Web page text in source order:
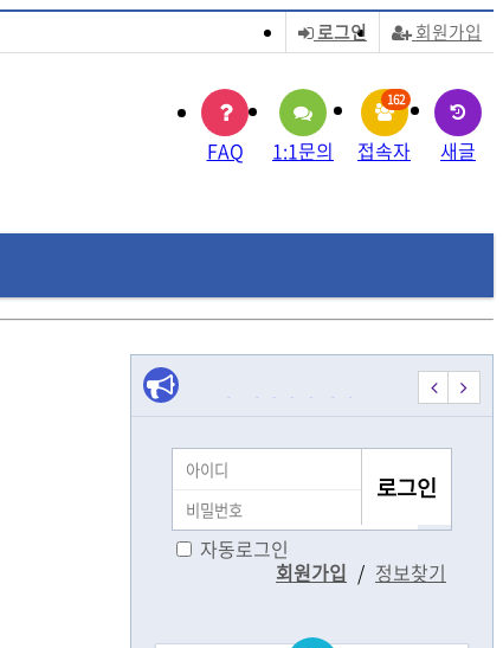
회원가입
로그인
FAQ 1:1문의 접속자
162
새글
각장애 여성 … [모집] 시각장애 여성 … 시각장
자동로그인
회원가입 / 정보찾기